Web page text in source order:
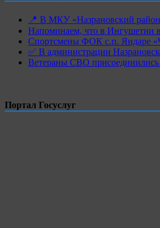
📍 В МКУ «Назрановский
Напоминаем, что в Ингушетии
Спортсмены ФОК с.п. Яндаре
✅ В администрации
Ветераны СВО присоединились
Портал Госуслуг